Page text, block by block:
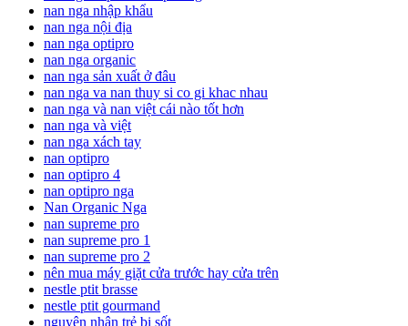
nan nga nhập khẩu
nan nga nội địa
nan nga optipro
nan nga organic
nan nga sản xuất ở đâu
nan nga va nan thuy si co gi khac nhau
nan nga và nan việt cái nào tốt hơn
nan nga và việt
nan nga xách tay
nan optipro
nan optipro 4
nan optipro nga
Nan Organic Nga
nan supreme pro
nan supreme pro 1
nan supreme pro 2
nên mua máy giặt cửa trước hay cửa trên
nestle ptit brasse
nestle ptit gourmand
nguyên nhân trẻ bị sốt